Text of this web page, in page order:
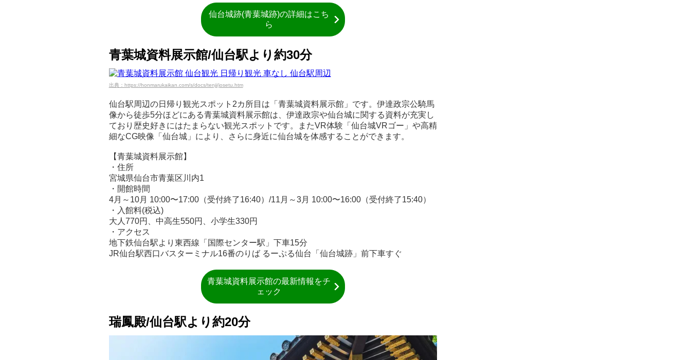
仙台城跡(青葉城跡)の詳細はこち
ら
青葉城資料展示館/仙台駅より約30分
出典：https://honmarukaikan.com/s/docs/tenji/josetu.htm
仙台駅周辺の日帰り観光スポット2カ所目は「青葉城資料展示館」です。伊達政宗公騎馬
像から徒歩5分ほどにある青葉城資料展示館は、伊達政宗や仙台城に関する資料が充実し
ており歴史好きにはたまらない観光スポットです。またVR体験「仙台城VRゴー」や高精
細なCG映像「仙台城」により、さらに身近に仙台城を体感することができます。
【青葉城資料展示館】
・住所
宮城県仙台市青葉区川内1
・開館時間
4月～10月 10:00〜17:00（受付終了16:40）/11月～3月 10:00〜16:00（受付終了15:40）
・入館料(税込)
大人770円、中高生550円、小学生330円
・アクセス
地下鉄仙台駅より東西線「国際センター駅」下車15分
JR仙台駅西口バスターミナル16番のりば るーぷる仙台「仙台城跡」前下車すぐ
青葉城資料展示館の最新情報をチ
ェック
瑞鳳殿/仙台駅より約20分